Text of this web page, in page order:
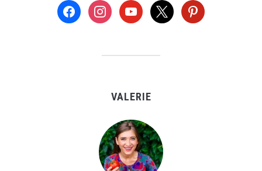
facebookinstagramyoutube
x pinterest
VALERIE